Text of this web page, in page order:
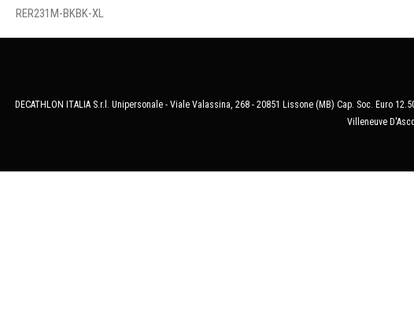
RER231M-BKBK-XL
DECATHLON ITALIA S.r.l. Unipersonale - Viale Valassina, 268 - 20851 Lissone (MB) Cap. Soc. Euro
Villeneuve